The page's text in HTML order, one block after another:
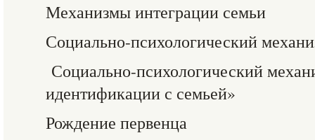
Механизмы интеграции семьи
Социально-психологический
Социально-психологический
идентификации с семьей»
Рождение первенца